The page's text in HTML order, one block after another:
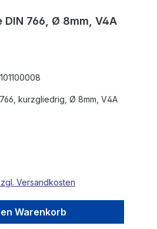
766, Ø 8mm, V4A
101100008
kurzgliedrig, Ø 8mm, V4A
Versandkosten
Warenkorb